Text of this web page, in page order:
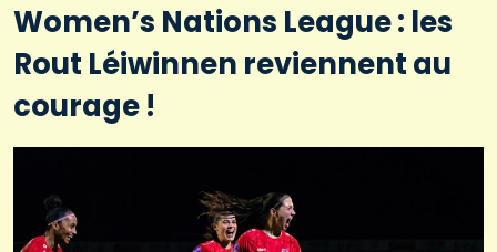
Women’s Nations League : les
Rout Léiwinnen reviennent au
courage !